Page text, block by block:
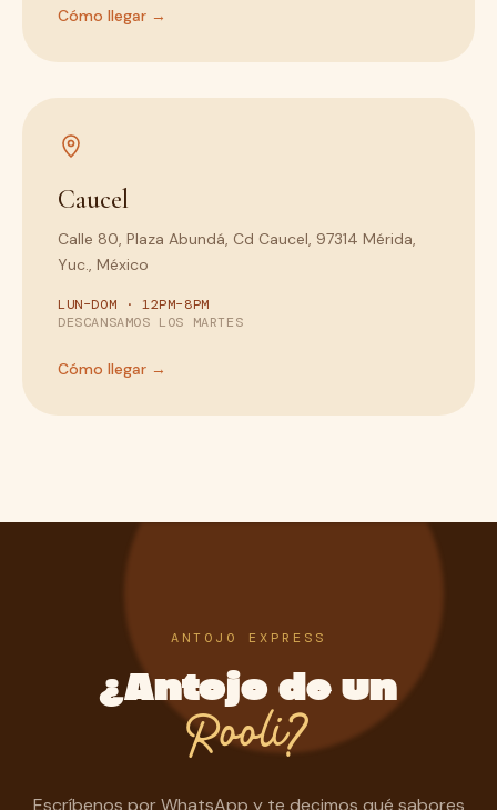
Cómo llegar →
Caucel
Calle 80, Plaza Abundá, Cd Caucel, 97314 Mérida,
Yuc., México
LUN–DOM · 12PM–8PM
DESCANSAMOS LOS MARTES
Cómo llegar →
ANTOJO EXPRESS
¿Antojo de un
Rooli?